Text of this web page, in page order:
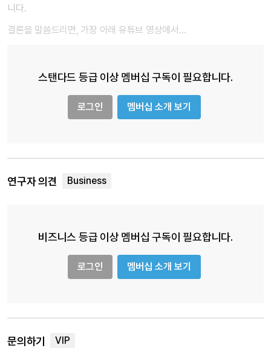
니다.
결론을 말씀드리면, 가장 아래 유튜브 영상에서…
스탠다드 등급 이상 멤버십 구독이 필요합니다.
로그인 멤버십 소개 보기
연구자 의견
비즈니스 등급 이상 멤버십 구독이 필요합니다.
로그인 멤버십 소개 보기
문의하기